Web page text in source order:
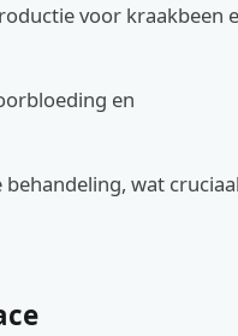
voor kraakbeen
en
wat cruciaal